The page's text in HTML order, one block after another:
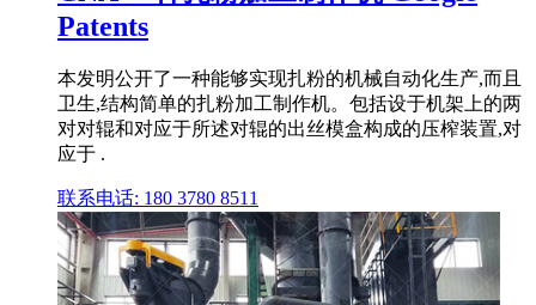
Patents
本发明公开了一种能够实现扎粉的机械自动化生产,而且
卫生,结构简单的扎粉加工制作机。包括设于机架上的两
对对辊和对应于所述对辊的出丝模盒构成的压榨装置,对
应于 .
联系电话: 180 3780 8511